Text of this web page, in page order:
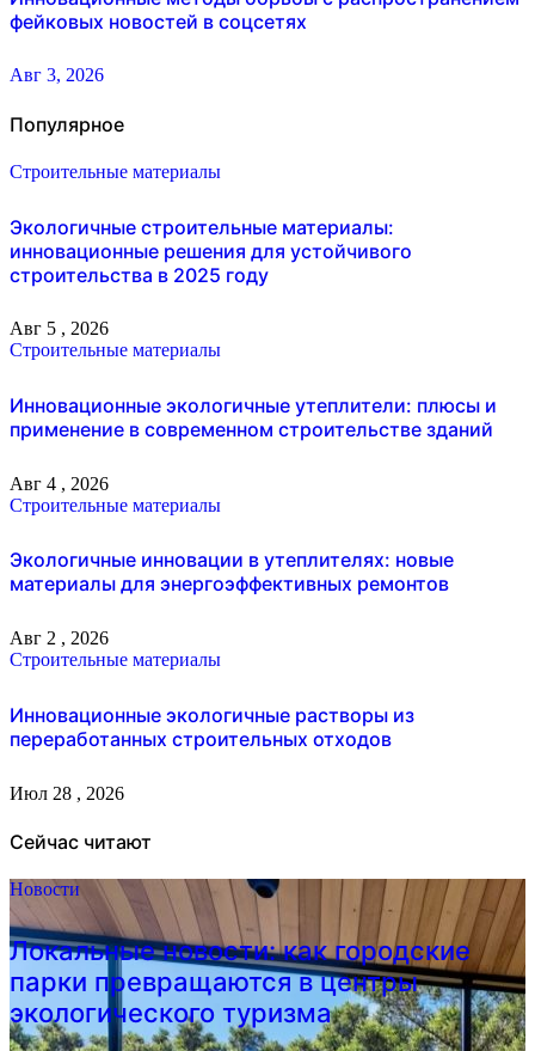
фейковых новостей в соцсетях
Авг 3, 2026
Популярное
Строительные материалы
Экологичные строительные материалы:
инновационные решения для устойчивого
строительства в 2025 году
Авг 5 , 2026
Строительные материалы
Инновационные экологичные утеплители: плюсы и
применение в современном строительстве зданий
Авг 4 , 2026
Строительные материалы
Экологичные инновации в утеплителях: новые
материалы для энергоэффективных ремонтов
Авг 2 , 2026
Строительные материалы
Инновационные экологичные растворы из
переработанных строительных отходов
Июл 28 , 2026
Сейчас читают
Новости
Локальные новости: как городские
парки превращаются в центры
экологического туризма